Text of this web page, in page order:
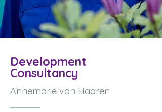
Development
Consultancy
Annemarie van Haaren